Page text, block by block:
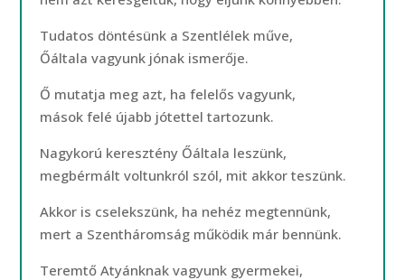
Tudatos döntésünk a Szentlélek műve,
Őáltala vagyunk jónak ismerője.
Ő mutatja meg azt, ha felelős vagyunk,
mások felé újabb jótettel tartozunk.
Nagykorú keresztény Őáltala leszünk,
megbérmált voltunkról szól, mit akkor teszünk.
Akkor is cselekszünk, ha nehéz megtennünk,
mert a Szentháromság működik már bennünk.
Teremtő Atyánknak vagyunk gyermekei,